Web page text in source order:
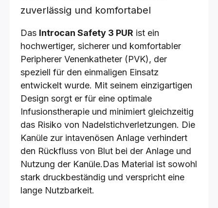
zuverlässig und komfortabel
Das Introcan Safety 3 PUR ist ein
hochwertiger, sicherer und komfortabler
Peripherer Venenkatheter (PVK), der
speziell für den einmaligen Einsatz
entwickelt wurde. Mit seinem einzigartigen
Design sorgt er für eine optimale
Infusionstherapie und minimiert gleichzeitig
das Risiko von Nadelstichverletzungen. Die
Kanüle zur intavenösen Anlage verhindert
den Rückfluss von Blut bei der Anlage und
Nutzung der Kanüle.Das Material ist sowohl
stark druckbeständig und verspricht eine
lange Nutzbarkeit.